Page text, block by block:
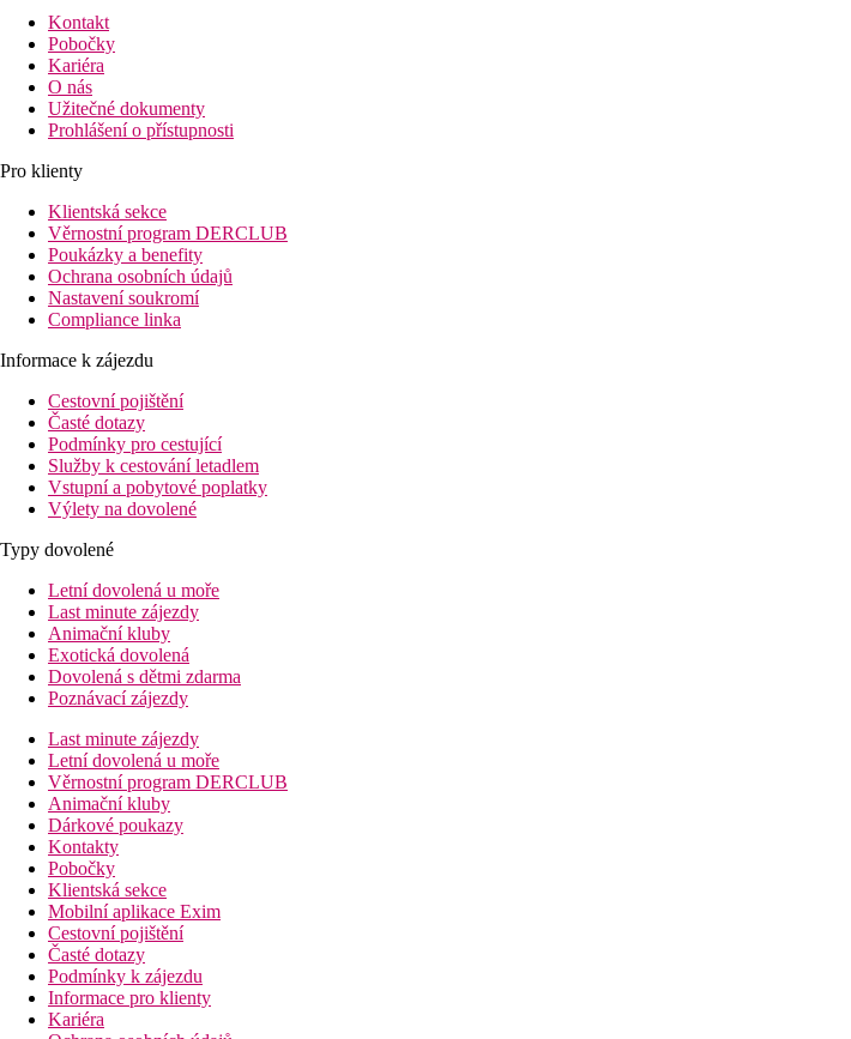
Kontakt
Pobočky
Kariéra
O nás
Užitečné dokumenty
Prohlášení o přístupnosti
Pro klienty
Klientská sekce
Věrnostní program DERCLUB
Poukázky a benefity
Ochrana osobních údajů
Nastavení soukromí
Compliance linka
Informace k zájezdu
Cestovní pojištění
Časté dotazy
Podmínky pro cestující
Služby k cestování letadlem
Vstupní a pobytové poplatky
Výlety na dovolené
Typy dovolené
Letní dovolená u moře
Last minute zájezdy
Animační kluby
Exotická dovolená
Dovolená s dětmi zdarma
Poznávací zájezdy
Last minute zájezdy
Letní dovolená u moře
Věrnostní program DERCLUB
Animační kluby
Dárkové poukazy
Kontakty
Pobočky
Klientská sekce
Mobilní aplikace Exim
Cestovní pojištění
Časté dotazy
Podmínky k zájezdu
Informace pro klienty
Kariéra